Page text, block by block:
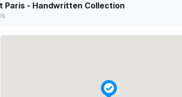
Paris - Handwritten Collection